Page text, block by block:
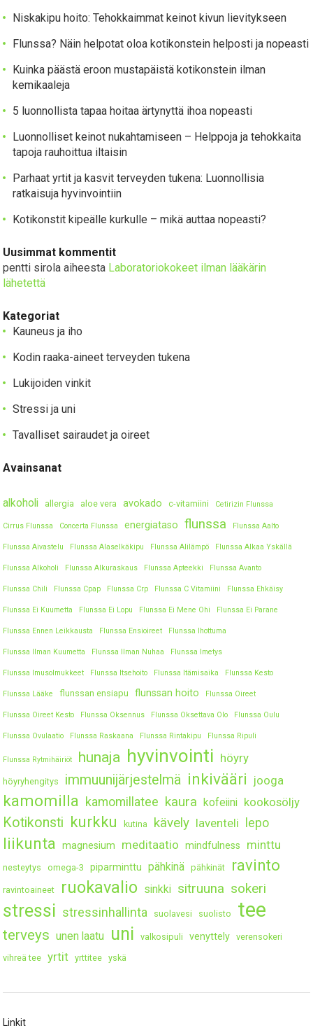
Niskakipu hoito: Tehokkaimmat keinot kivun lievitykseen
Flunssa? Näin helpotat oloa kotikonstein helposti ja nopeasti
Kuinka päästä eroon mustapäistä kotikonstein ilman
kemikaaleja
5 luonnollista tapaa hoitaa ärtynyttä ihoa nopeasti
Luonnolliset keinot nukahtamiseen – Helppoja ja tehokkaita
tapoja rauhoittua iltaisin
Parhaat yrtit ja kasvit terveyden tukena: Luonnollisia
ratkaisuja hyvinvointiin
Kotikonstit kipeälle kurkulle – mikä auttaa nopeasti?
Uusimmat kommentit
pentti sirola aiheesta Laboratoriokokeet ilman lääkärin
lähetettä
Kategoriat
Kauneus ja iho
Kodin raaka-aineet terveyden tukena
Lukijoiden vinkit
Stressi ja uni
Tavalliset sairaudet ja oireet
Avainsanat
alkoholi allergia aloe vera avokado c-vitamiini Cetirizin Flunssa
Cirrus Flunssa Concerta Flunssa energiataso flunssa Flunssa Aalto
Flunssa Aivastelu Flunssa Alaselkäkipu Flunssa Alilämpö Flunssa Alkaa Yskällä
Flunssa Alkoholi Flunssa Alkuraskaus Flunssa Apteekki Flunssa Avanto
Flunssa Chili Flunssa Cpap Flunssa Crp Flunssa C Vitamiini Flunssa Ehkäisy
Flunssa Ei Kuumetta Flunssa Ei Lopu Flunssa Ei Mene Ohi Flunssa Ei Parane
Flunssa Ennen Leikkausta Flunssa Ensioireet Flunssa Ihottuma
Flunssa Ilman Kuumetta Flunssa Ilman Nuhaa Flunssa Imetys
Flunssa Imusolmukkeet Flunssa Itsehoito Flunssa Itämisaika Flunssa Kesto
Flunssa Lääke flunssan ensiapu flunssan hoito Flunssa Oireet
Flunssa Oireet Kesto Flunssa Oksennus Flunssa Oksettava Olo Flunssa Oulu
Flunssa Ovulaatio Flunssa Raskaana Flunssa Rintakipu Flunssa Ripuli
Flunssa Rytmihäiriöt hunaja hyvinvointi höyry
höyryhengitys immuunijärjestelmä inkivääri jooga
kamomilla kamomillatee kaura kofeiini kookosöljy
Kotikonsti kurkku kutina kävely laventeli lepo
liikunta magnesium meditaatio mindfulness minttu
nesteytys omega-3 piparminttu pähkinä pähkinät ravinto
ravintoaineet ruokavalio sinkki sitruuna sokeri
stressi stressinhallinta suolavesi suolisto tee
terveys unen laatu uni valkosipuli venyttely
verensokeri
vihreä tee
yrtit yrttitee yskä
Linkit